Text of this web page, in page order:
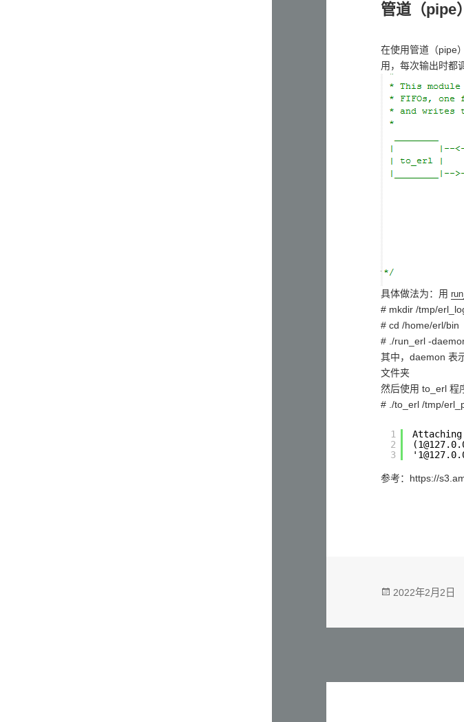
管道（pipe
在使用管道（pipe
用，每次输出时都
具体做法为：用
# mkdir /tmp/
# cd /home/erl/bin
# ./run_erl -
其中，daemon 表
文件夹
然后使用 to_erl 程
# ./to_erl /tmp/
1
2
3
参考：https://
发
2022年2月2日